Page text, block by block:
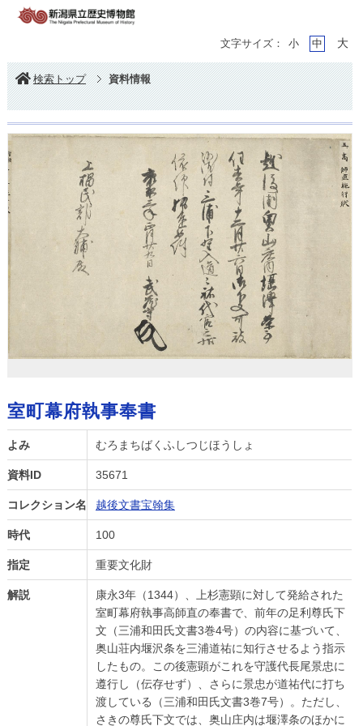
文字サイズ： 小 中 大
検索トップ 資料情報
室町幕府執事奉書
よみ むろまちばくふしつじほうしょ
資料ID 35671
コレクション名 越後文書宝翰集
時代 100
指定 重要文化財
解説
康永3年（1344）、上杉憲顕に対して発給された
室町幕府執事高師直の奉書で、前年の足利尊氏下
文（三浦和田氏文書3巻4号）の内容に基づいて、
奥山荘内堰沢条を三浦道祐に知行させるよう指示
したもの。この後憲顕がこれを守護代長尾景忠に
遵行し（伝存せず）、さらに景忠が道祐代に打ち
渡している（三浦和田氏文書3巻7号）。ただし、
さきの尊氏下文では、奥山庄内は堰澤条のほかに